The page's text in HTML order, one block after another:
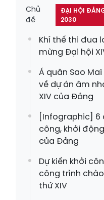
Chủ
đề
ĐẠI HỘI
2030
Khí thế thi đua
mừng Đại hội
Á quân Sao
về dự án âm
XIV của Đảng
[Infographic] 6
công, khởi
của Đảng
Dự kiến khởi
công trình
thứ XIV